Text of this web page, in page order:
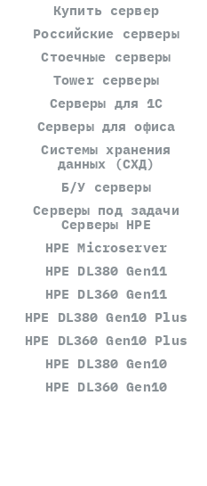
Купить сервер
Российские серверы
Стоечные серверы
Tower серверы
Серверы для 1С
Серверы для офиса
Системы хранения
данных (СХД)
Б/У серверы
Серверы под задачи
Серверы HPE
HPE Microserver
HPE DL380 Gen11
HPE DL360 Gen11
HPE DL380 Gen10 Plus
HPE DL360 Gen10 Plus
HPE DL380 Gen10
HPE DL360 Gen10